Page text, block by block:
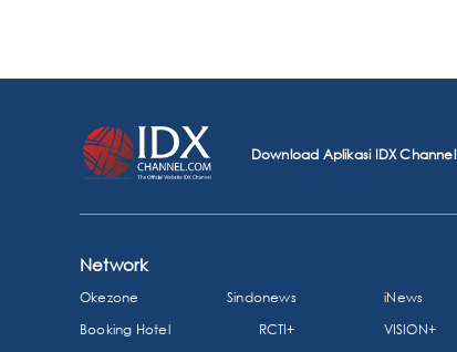
Download Aplikasi IDX Channel
Network
Okezone Sindonews iNews
Booking Hotel
RCTI+ VISION+